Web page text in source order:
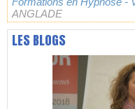
ANGLADE
LES BLOGS